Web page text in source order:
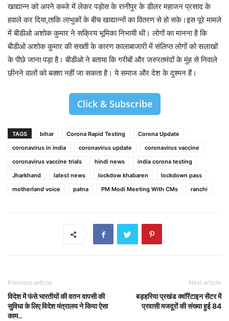
खाद्यान्न को अपने कब्जे में लेकर पड़ोस के रानीपुर के डीलर महाजन प्रसाद के
हवाले कर दिया,ताकि लाभुकों के बीच खाद्यान्नों का वितरण से हो सके।इस पूरे मामले
में बीडीओ अशोक कुमार ने सक्रिय भूमिका निभायी थी। लोगों का मानना है कि
बीडीओ अशोक कुमार की सख्ती के कारण कालाबाजारी में संलिप्त लोगों को सलाखों
के पीछे जाना पड़ा है। बीडीओ ने बताया कि गरीबों और जरुरतमंदों के मुंह से निवाले
छीनने वालों को बक्शा नहीं जा सकता है। ये समाज और देश के दुश्मन हैं।
Click & Subscribe
TAGS bihar Corona Rapid Testing
Corona Update
coronavirus in india
coronavirus update
coronavirus vaccine
coronavirus vaccine trials
hindi news
india corona testing
Jharkhand
latest news lockdow khabaren
lockdown pass
motherland voice
patna PM Modi Meeting With CMs ranchi
Previous article
विदेश में फंसे भारतीयों की वतन वापसी की
सुविधा के लिए विदेश मंत्रालय ने किया ऐसा
काम..
Next article
बड़हरिया प्रखंड क्वॉरेंटाइन सेंटर में
प्रवासी मजदूरों की संख्या हुई 84